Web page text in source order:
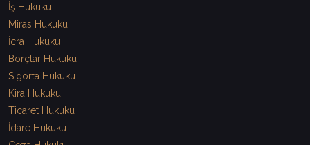
İş Hukuku
Miras Hukuku
İcra Hukuku
Borçlar Hukuku
Sigorta Hukuku
Kira Hukuku
Ticaret Hukuku
İdare Hukuku